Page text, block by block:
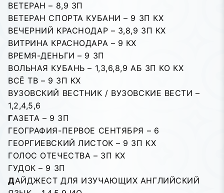
ВЕТЕРАH – 8,9 ЗП
ВЕТЕРАН СПОРТА КУБАНИ – 9 ЗП КХ
ВЕЧЕРНИЙ КРАСНОДАР – 3,8,9 ЗП КХ
ВИТРИНА КРАСНОДАРА – 9 КХ
ВРЕМЯ-ДЕНЬГИ – 9 ЗП
ВОЛЬНАЯ КУБАНЬ – 1,3,6,8,9 АБ ЗП КО КХ
ВСЁ ТВ – 9 ЗП КХ
ВУЗОВСКИЙ ВЕСТНИК / ВУЗОВСКИЕ ВЕСТИ –
1,2,4,5,6
ГАЗЕТА – 9 ЗП
ГЕОГРАФИЯ-ПЕРВОЕ СЕНТЯБРЯ – 6
ГЕОРГИЕВСКИЙ ЛИСТОК – 9 ЗП КХ
ГОЛОС ОТЕЧЕСТВА – ЗП КХ
ГУДОК – 9 ЗП
ДАЙДЖЕСТ ДЛЯ ИЗУЧАЮЩИХ АНГЛИЙСКИЙ